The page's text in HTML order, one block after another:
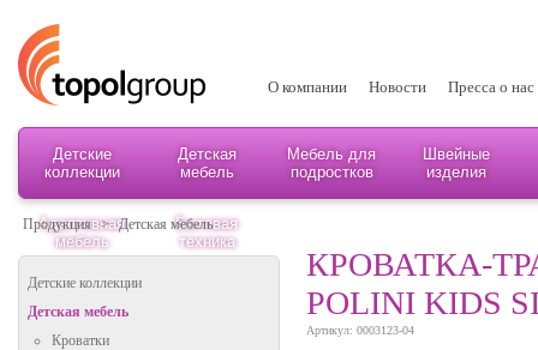
О компании Новости Пресса о нас
Детские
коллекции
Детская
мебель
Мебель для
подростков
Швейные
изделия
Адаптивная
мебель
Бытовая
техника
Продукция > Детская мебель
Детские коллекции
Детская мебель
Кроватки
КРОВАТКА-
POLINI KIDS
Артикул: 0003123-04